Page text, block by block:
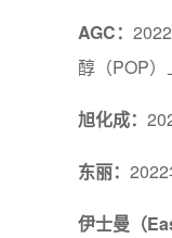
AGC：
醇（POP）
旭化成：
东丽：
伊士曼（